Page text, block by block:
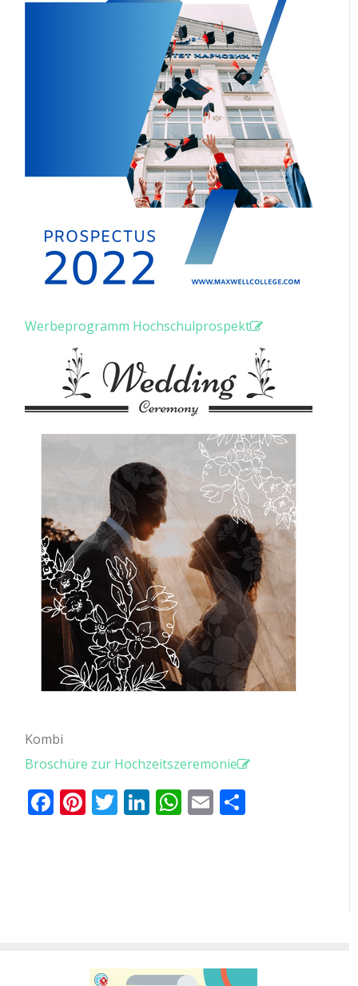
Werbeprogramm Hochschulprospekt
Kombi
Broschüre zur Hochzeitszeremonie
Facebook
Pinterest
Twitter
LinkedIn
WhatsApp
Email